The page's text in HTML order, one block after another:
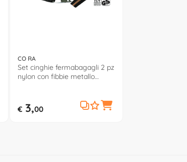
CO RA
Set cinghie fermabagagli 2 pz
nylon con fibbie metallo
€ 3,00